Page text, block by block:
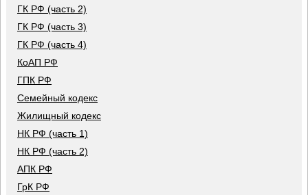
ГК РФ (часть 2)
ГК РФ (часть 3)
ГК РФ (часть 4)
КоАП РФ
ГПК РФ
Семейный кодекс
Жилищный кодекс
НК РФ (часть 1)
НК РФ (часть 2)
АПК РФ
ГрК РФ